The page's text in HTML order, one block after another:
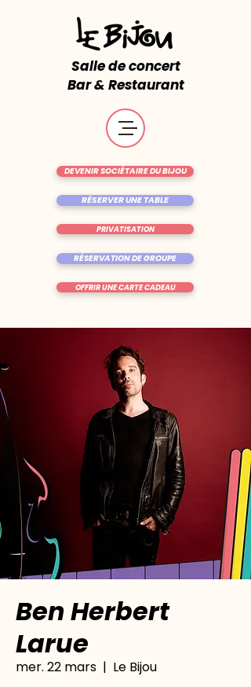
Salle de concert
Bar & Restaurant
RÉSERVER UNE TABLE
OFFRIR UNE CARTE CADEAU
DEVENIR SOCIÉTAIRE DU BIJOU
RÉSERVATION DE GROUPE
PRIVATISATION
Ben Herbert
Larue
mer. 22 mars
  |
Le Bijou